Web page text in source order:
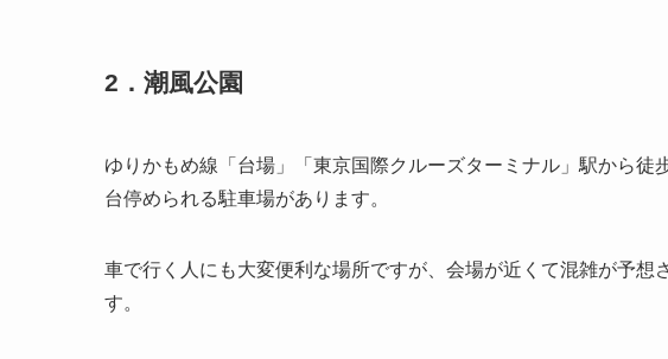
2．潮風公園
ゆりかもめ線「台場」「東京国際クルーズターミナル」駅から
台停められる駐車場があります。
車で行く人にも大変便利な場所ですが、会場が近くて混雑が予想
す。